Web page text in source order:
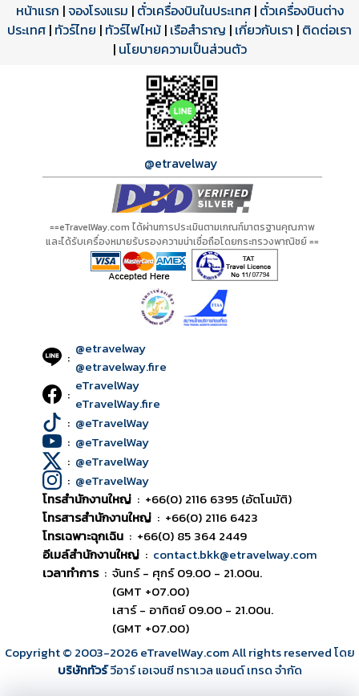
โปรแกรมทัวร์
A00888 PDF
ดาวน์โหลด PDF
รีวิวลูกค้าจริง
รีวิวจาก eTravelWay
เปิดหน้าเต็ม
ใบอนุญาตนำเที่ยว
เลขที่ 11/11450
เปิดหน้าเต็ม
หน้าแรก |จองโรงแรม | ตั๋วเครื่องบินในประเทศ| ตั๋วเครื่องบินต่าง
ประเทศ | ทัวร์ไทย | ทัวร์ไฟไหม้ | เรือสำราญ | เกี่ยวกับเรา | ติดต่อเรา
| นโยบายความเป็นส่วนตัว
@etravelway
==eTravelWay.com ได้ผ่านการประเมินตามเกณฑ์มาตรฐานคุณภาพ
และได้รับเครื่องหมายรับรองความน่าเชื่อถือโดยกระทรวงพาณิชย์ ==
: @etravelway
@etravelway.fire
: eTravelWay
eTravelWay.fire
: @eTravelWay
: @eTravelWay
: @eTravelWay
: @eTravelWay
โทรสำนักงานใหญ่ : +66(0) 2116 6395 (อัตโนมัติ)
โทรสารสำนักงานใหญ่ : +66(0) 2116 6423
โทรเฉพาะฉุกเฉิน : +66(0) 85 364 2449
อีเมล์สำนักงานใหญ่ : contact.bkk@etravelway.com
เวลาทำการ : จันทร์ - ศุกร์ 09.00 - 21.00น.
(GMT +07.00)
เสาร์ - อาทิตย์ 09.00 - 21.00น.
(GMT +07.00)
Copyright © 2003-2026eTravelWay.com All rights reserved โดย
บริษัททัวร์วีอาร์ เอเจนซี ทราเวล แอนด์ เทรด จำกัด